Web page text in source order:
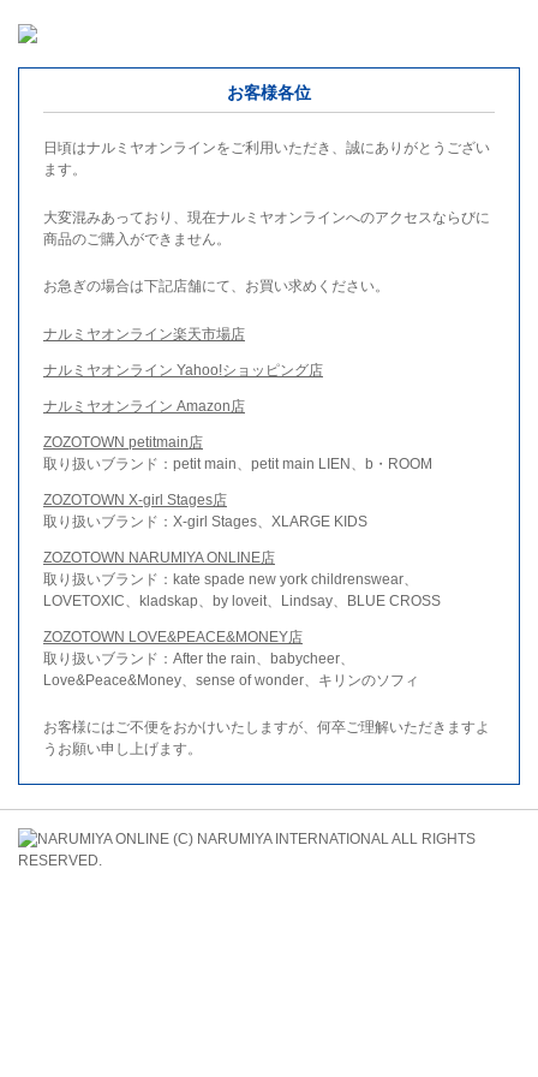
お客様各位
日頃はナルミヤオンラインをご利用いただき、誠にありがとうござい
ます。
大変混みあっており、現在ナルミヤオンラインへのアクセスならびに
商品のご購入ができません。
お急ぎの場合は下記店舗にて、お買い求めください。
ナルミヤオンライン楽天市場店
ナルミヤオンライン Yahoo!ショッピング店
ナルミヤオンライン Amazon店
ZOZOTOWN petitmain店
取り扱いブランド：petit main、petit main LIEN、b・ROOM
ZOZOTOWN X-girl Stages店
取り扱いブランド：X-girl Stages、XLARGE KIDS
ZOZOTOWN NARUMIYA ONLINE店
取り扱いブランド：kate spade new york childrenswear、
LOVETOXIC、kladskap、by loveit、Lindsay、BLUE CROSS
ZOZOTOWN LOVE&PEACE&MONEY店
取り扱いブランド：After the rain、babycheer、
Love&Peace&Money、sense of wonder、キリンのソフィ
お客様にはご不便をおかけいたしますが、何卒ご理解いただきますよ
うお願い申し上げます。